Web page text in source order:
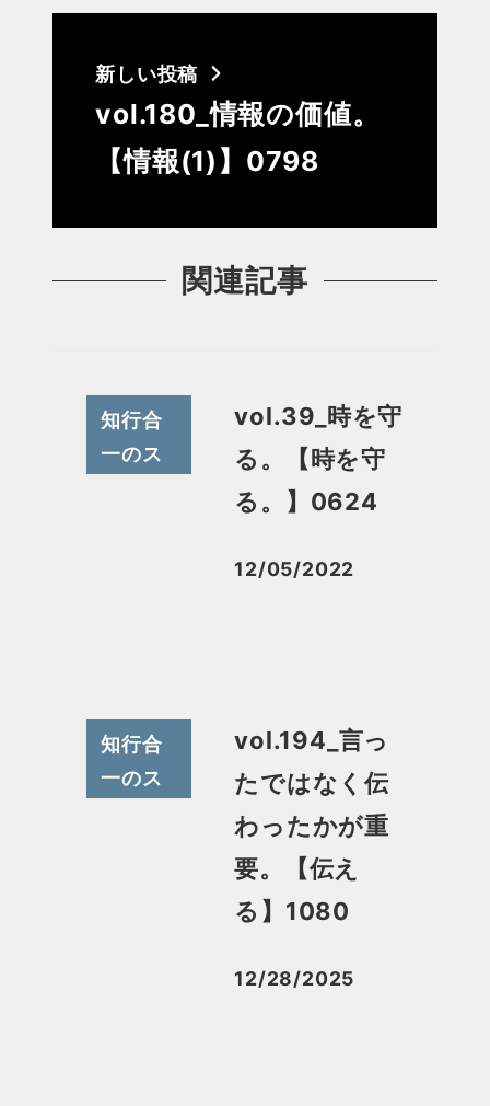
新しい投稿
vol.180_情報の価値。
【情報(1)】0798
関連記事
知行合
一のス
vol.39_時を守
る。【時を守
る。】0624
投稿日
12/05/2022
知行合
一のス
vol.194_言っ
たではなく伝
わったかが重
要。【伝え
る】1080
投稿日
12/28/2025